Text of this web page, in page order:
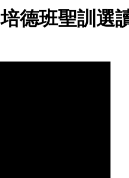
培德班聖訓選